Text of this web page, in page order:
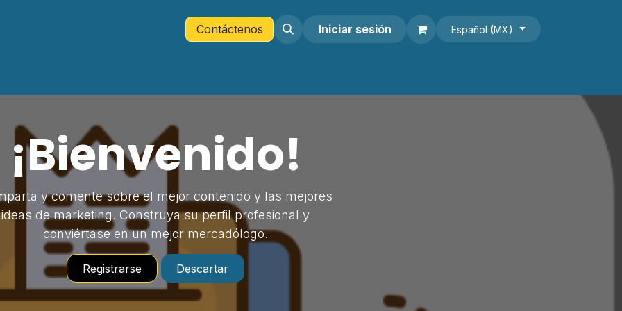
ContáctenosContáctenos Iniciar sesión Español (MX)
¡Bienvenido!
y comente sobre el mejor contenido y las mejores
ideas de marketing. Construya su perfil profesional y
conviértase en un mejor mercadólogo.
Registrarse Descartar